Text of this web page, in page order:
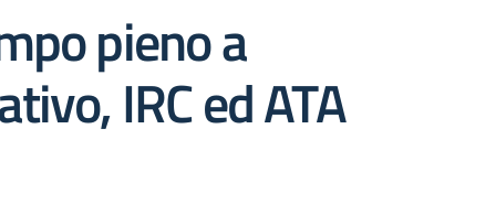
pieno a
IRC ed ATA